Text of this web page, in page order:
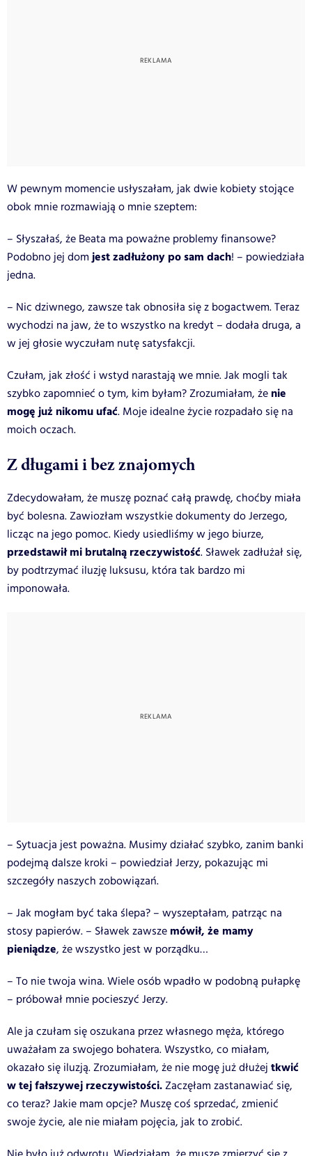
W pewnym momencie usłyszałam, jak dwie kobiety stojące
obok mnie rozmawiają o mnie szeptem:
– Słyszałaś, że Beata ma poważne problemy finansowe?
Podobno jej domjest zadłużony po sam dach! – powiedziała
jedna.
– Nic dziwnego, zawsze tak obnosiła się z bogactwem. Teraz
wychodzi na jaw, że to wszystko na kredyt – dodała druga, a
w jej głosie wyczułam nutę satysfakcji.
Czułam, jak złość i wstyd narastają we mnie. Jak mogli tak
szybko zapomnieć o tym, kim byłam? Zrozumiałam, że nie
mogę już nikomu ufać. Moje idealne życie rozpadało się na
moich oczach.
Z długami i bez znajomych
Zdecydowałam, że muszę poznać całą prawdę, choćby miała
być bolesna. Zawiozłam wszystkie dokumenty do Jerzego,
licząc na jego pomoc. Kiedy usiedliśmy w jego biurze,
przedstawił mi brutalną rzeczywistość. Sławek zadłużał się,
by podtrzymać iluzję luksusu, która tak bardzo mi
imponowała.
– Sytuacja jest poważna. Musimy działać szybko, zanim banki
podejmą dalsze kroki – powiedział Jerzy, pokazując mi
szczegóły naszych zobowiązań.
– Jak mogłam być taka ślepa? – wyszeptałam, patrząc na
stosy papierów. – Sławek zawsze mówił, że mamy
pieniądze, że wszystko jest w porządku…
– To nie twoja wina. Wiele osób wpadło w podobną pułapkę
– próbował mnie pocieszyć Jerzy.
Ale ja czułam się oszukana przez własnego męża, którego
uważałam za swojego bohatera. Wszystko, co miałam,
okazało się iluzją. Zrozumiałam, że nie mogę już dłużej tkwić
w tej fałszywej rzeczywistości.Zaczęłam zastanawiać się,
co teraz? Jakie mam opcje? Muszę coś sprzedać, zmienić
swoje życie, ale nie miałam pojęcia, jak to zrobić.